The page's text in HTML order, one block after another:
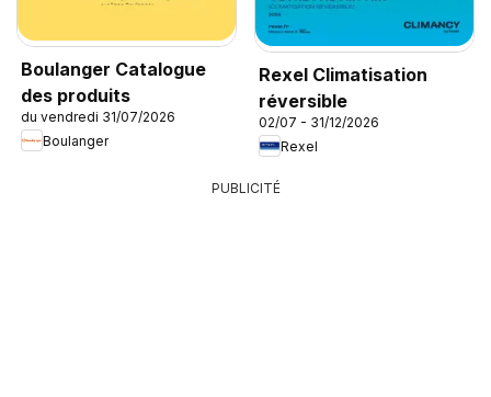
Boulanger Catalogue
des produits
du vendredi 31/07/2026
Boulanger
Rexel Climatisation
réversible
02/07 - 31/12/2026
Rexel
PUBLICITÉ